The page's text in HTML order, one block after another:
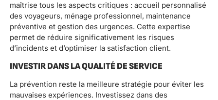
maîtrise tous les aspects critiques : accueil personnalisé
des voyageurs, ménage professionnel, maintenance
préventive et gestion des urgences. Cette expertise
permet de réduire significativement les risques
d’incidents et d’optimiser la satisfaction client.
INVESTIR DANS LA QUALITÉ DE SERVICE
La prévention reste la meilleure stratégie pour éviter les
mauvaises expériences. Investissez dans des